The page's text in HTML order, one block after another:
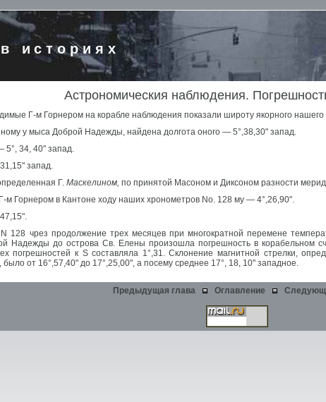
историях
Астрономическия наблюдения.
Г-м Горнером на корабле наблюдения показали широту якорного
у мыса Доброй Надежды, найдена долгота оного — 5°,38,30" запад.
5°, 34, 40" запад.
запад.
Г. Маскелином, по принятой Масоном и Диксоном разности
м Горнером в Кантоне ходу наших хронометров No. 128 му — 4°,26,90".
128 чрез продолжение трех месяцев при многократной перемене
Надежды до острова Св. Елены произошла погрешность в корабельном
погрешностей к S составляла 1°,31. Склонение магнитной стрелки,
от 16°,57,40" до 17°,25,00", а посему среднее 17°, 18, 10" западное.
Предыдущая глава Оглавление